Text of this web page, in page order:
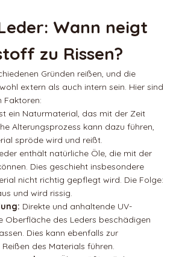
Wann neigt
zu Rissen?
Gründen reißen, und die
extern als auch intern sein. Hier sind
Faktoren:
ein Naturmaterial, das mit der Zeit
Alterungsprozess kann dazu führen,
spröde wird und reißt.
enthält natürliche Öle, die mit der
Dies geschieht insbesondere
nicht richtig gepflegt wird. Die Folge:
und wird rissig.
Direkte und anhaltende UV-
Oberfläche des Leders beschädigen
Dies kann ebenfalls zur
des Materials führen.